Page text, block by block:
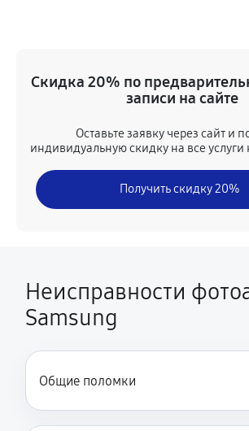
2430 руб 60 минут
Замена устройства
2570 руб 60 минут
Замена фокусировочного
Замена CCD/CMOS
Скидка 20% по
записи на сайте
Оставьте заявку через сайт и
индивидуальную скидку на все услуги
Получить скидку 20%
Неисправности
Samsung
Общие поломки